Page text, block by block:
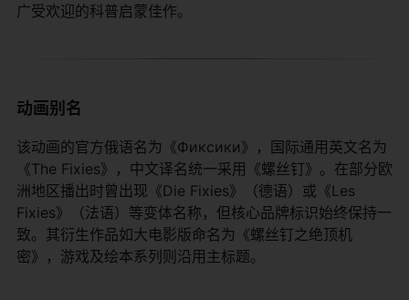
广受欢迎的科普启蒙佳作。
动画别名
该动画的官方俄语名为《Фиксики》，国际通用英文名为
《The Fixies》，中文译名统一采用《螺丝钉》。在部分欧
洲地区播出时曾出现《Die Fixies》（德语）或《Les
Fixies》（法语）等变体名称，但核心品牌标识始终保持一
致。其衍生作品如大电影版命名为《螺丝钉之绝顶机
密》，游戏及绘本系列则沿用主标题。